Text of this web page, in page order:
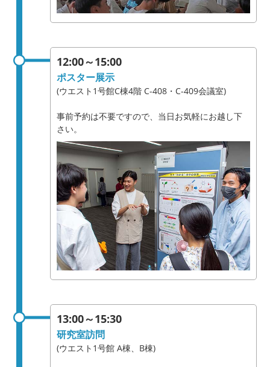
12:00～15:00
ポスター展示
(ウエスト1号館C棟4階 C-408・C-409会議室)
事前予約は不要ですので、当日お気軽にお越し下
さい。
13:00～15:30
研究室訪問
(ウエスト1号館 A棟、B棟)